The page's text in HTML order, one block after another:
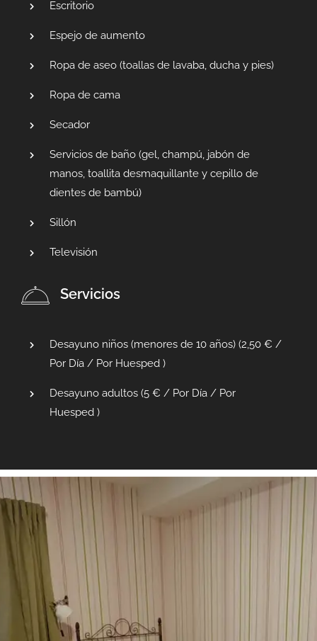
Escritorio
Espejo de aumento
Ropa de aseo (toallas de lavaba, ducha y pies)
Ropa de cama
Secador
Servicios de baño (gel, champú, jabón de
manos, toallita desmaquillante y cepillo de
dientes de bambú)
Sillón
Televisión
Servicios
Desayuno niños (menores de 10 años) (2,50 € /
Por Día / Por Huesped )
Desayuno adultos (5 € / Por Día / Por
Huesped )